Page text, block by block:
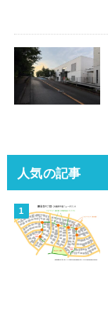
人気の記事